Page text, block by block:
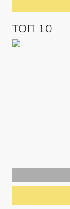
ТОП 10